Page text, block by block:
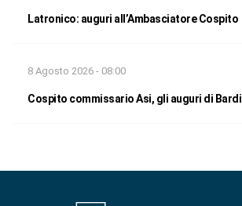
Latronico: auguri all’Ambasciatore Cospito
8 Agosto 2026 - 08:00
Cospito commissario Asi, gli auguri di Bardi